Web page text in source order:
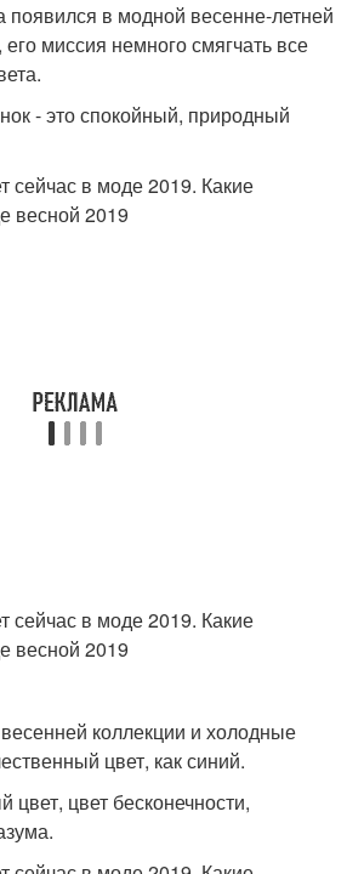
появился в модной весенне-летней
миссия немного смягчать все
- это спокойный, природный
коллекции и холодные
цвет, как синий.
цвет, цвет бесконечности,